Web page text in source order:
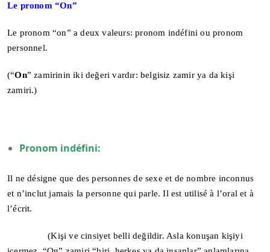
Le pronom “On”
Le pronom “on” a deux valeurs: pronom indéfini ou pronom
personnel.
(“On” zamirinin iki değeri vardır: belgisiz zamir ya da kişi
zamiri.)
Pronom indéfini:
Il ne désigne que des personnes de sexe et de nombre inconnus
et n’inclut jamais la personne qui parle. Il est utilisé à l’oral et à
l’écrit.
(Kişi ve cinsiyet belli değildir. Asla konuşan kişiyi